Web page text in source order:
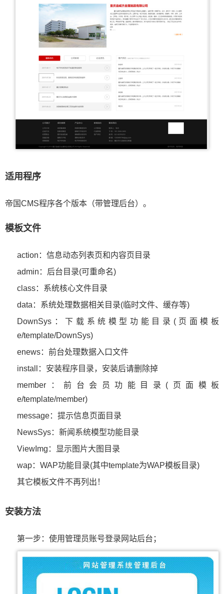
适用程序
帝国CMS程序各个版本（带管理后台）。
模板文件
action：信息动态列表页和内容页目录
admin：后台目录(可重命名)
class：系统核心文件目录
data：系统处理数据相关目录(临时文件、缓存等)
DownSys：下载系统模型功能目录(页面模板
e/template/DownSys)
enews：前台处理数据入口文件
install：安装程序目录，安装后请删除掉
member：前台会员功能目录(页面模板
e/template/member)
message：提示信息页面目录
NewsSys：新闻系统模型功能目录
ViewImg：显示图片大图目录
wap：WAP功能目录(其中template为WAP模板目录)
其它模板文件不再列出！
安装方法
第一步：使用管理员账号登录网站后台；